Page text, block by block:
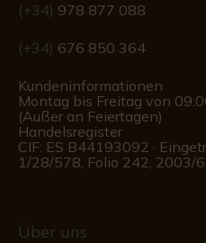
(+34) 978 877 088
(+34) 676 850 364
Kundeninformationen
Montag bis Freitag von
(Außer an Feiertagen)
Handelsregister
CIF: ES B44193092 ·
1/28/578, Folio 242, 2003/
Über uns